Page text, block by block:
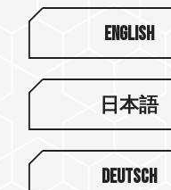
没有鼠标，但不能没有
English
日本語
Deutsch